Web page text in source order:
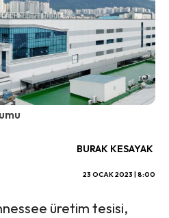
BURAK KESAYAK
23 OCAK 2023 | 8:00
üretim tesisi,